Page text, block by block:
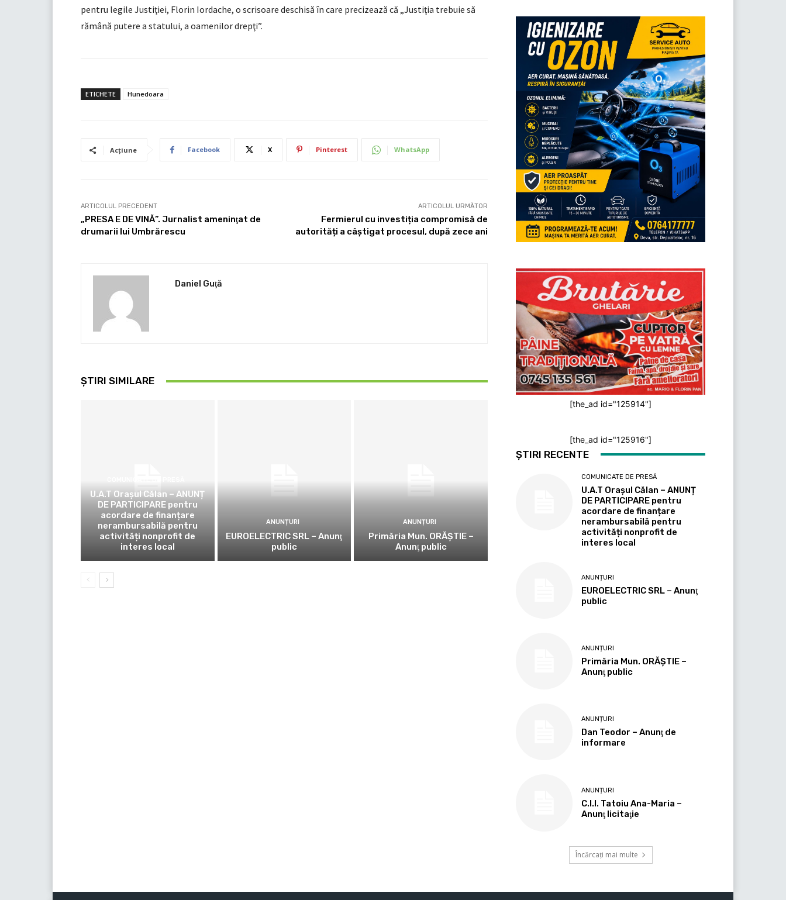
pentru legile Justiţiei, Florin Iordache, o scrisoare deschisă în care precizează că „Justiţia trebuie să
rămână putere a statului, a oamenilor drepţi”.
ETICHETE Hunedoara
Acțiune Facebook X Pinterest WhatsApp
ARTICOLUL PRECEDENT
„PRESA E DE VINĂ”. Jurnalist ameninţat de
drumarii lui Umbrărescu
ARTICOLUL URMĂTOR
Fermierul cu investiția compromisă de
autorități a câștigat procesul, după zece ani
Daniel Guţă
ȘTIRI SIMILARE
U.A.T Orașul Călan – ANUNȚ
DE PARTICIPARE pentru
acordare de finanțare
nerambursabilă pentru
activități nonprofit de
interes local
ANUNȚURI
EUROELECTRIC SRL – Anunţ
public
ANUNȚURI
Primăria Mun. ORĂȘTIE –
Anunţ public
[the_ad id="125914"]
[the_ad id="125916"]
ȘTIRI RECENTE
COMUNICATE DE PRESĂ
U.A.T Orașul Călan – ANUNȚ
DE PARTICIPARE pentru
acordare de finanțare
nerambursabilă pentru
activități nonprofit de
interes local
ANUNȚURI
EUROELECTRIC SRL – Anunţ
public
ANUNȚURI
Primăria Mun. ORĂȘTIE –
Anunţ public
ANUNȚURI
Dan Teodor – Anunţ de
informare
ANUNȚURI
C.I.I. Tatoiu Ana-Maria –
Anunţ licitaţie
Încărcați mai multe